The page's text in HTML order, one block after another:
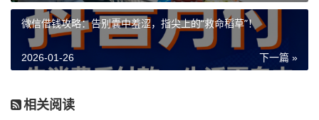
而在这方面，微信，这个我们日常生活中不可或缺的社交与
支付平台，早已悄然布下了一张“金融大网”，等待着有需求
你是否曾有过这样的经历：在微信支付的账单页面，看到那
微信借钱攻略：告别囊中羞涩，指尖上的“救命稻草”！
下一篇 »
2026-01-26
相关阅读